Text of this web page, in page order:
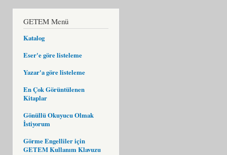
GETEM Menü
Katalog
Eser'e göre listeleme
Yazar'a göre listeleme
En Çok Görüntülenen
Kitaplar
Gönüllü Okuyucu Olmak
İstiyorum
Görme Engelliler için
GETEM Kullanım Klavuzu